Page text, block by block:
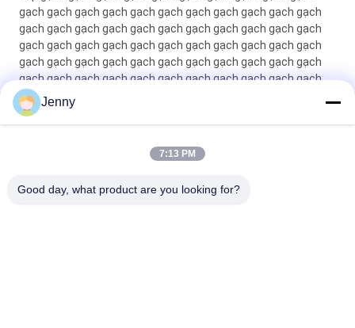
gạch gạch gạch gạch gạch gạch gạch gạch gạch gạch gạch
gạch gạch gạch gạch gạch gạch gạch gạch gạch gạch gạch
gạch gạch gạch gạch gạch gạch gạch gạch gạch gạch gạch
gạch gạch gạch gạch gạch gạch gạch gạch gạch gạch gạch
gạch gạch gạch gạch gạch gạch gạch gạch gạch gạch gạch
gạch gạch gạch gạch gạch gạch gạch gạch gạch gạch gạch
gạch gạch gạch gạch gạch gạch gạch gạch gạch gạch gạch
gạch gạch gạch gạch gạch gạch gạch gạch gạch gạch gạch
Finish With 0.05% Water Absorption
Jenny
7:13 PM
Good day, what product are you looking for?